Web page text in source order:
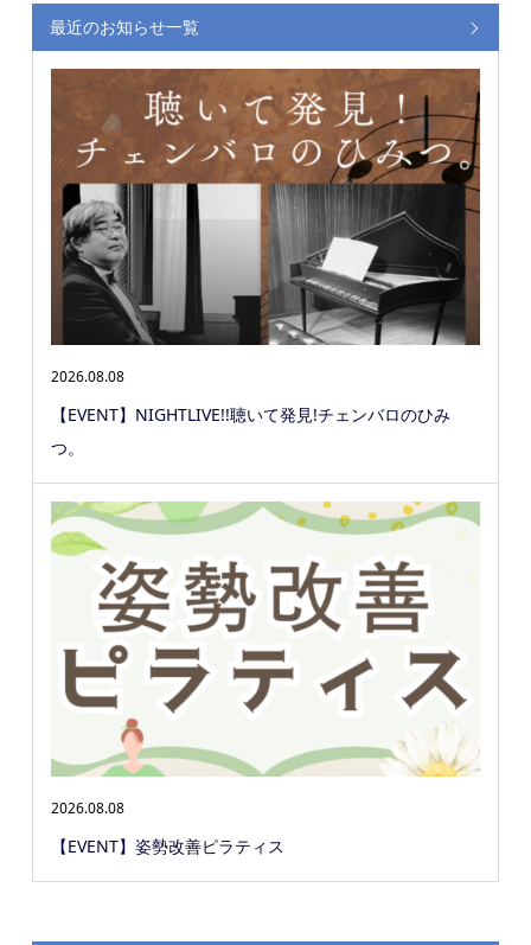
最近のお知らせ一覧
2026.08.08
【EVENT】NIGHTLIVE!!聴いて発見!チェンバロのひみ
つ。
2026.08.08
【EVENT】姿勢改善ピラティス